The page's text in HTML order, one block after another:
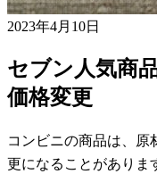
2023年4月10日
セブン人気商
価格変更
コンビニの商品は、原
更になることがありま